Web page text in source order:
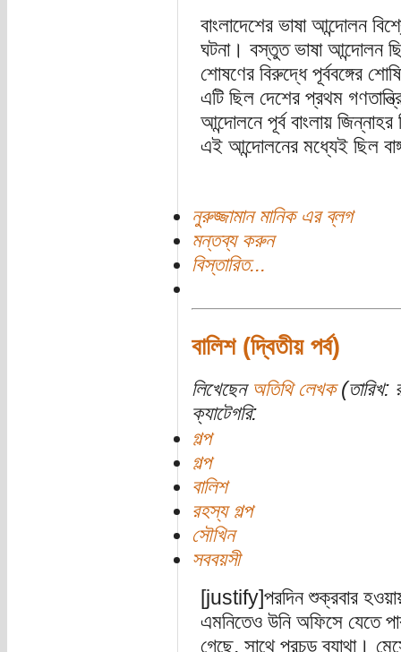
বাংলাদেশের ভাষা আন্দোলন
ঘটনা। বস্তুত ভাষা আন্দোলন
শোষণের বিরুদ্ধে পূর্ববঙ্গের
এটি ছিল দেশের প্রথম
আন্দোলনে পূর্ব বাংলায়
এই আন্দোলনের মধ্যেই ছিল
নুরুজ্জামান মানিক এর ব্লগ
মন্তব্য করুন
বিস্তারিত...
বালিশ (দ্বিতীয় পর্ব)
লিখেছেন অতিথি লেখক(তারিখ:
ক্যাটেগরি:
গল্প
গল্প
বালিশ
রহস্য গল্প
সৌখিন
সববয়সী
[justify]পরদিন শুক্রবার
এমনিতেও উনি অফিসে যেতে
গেছে, সাথে প্রচন্ড ব্যাথা।